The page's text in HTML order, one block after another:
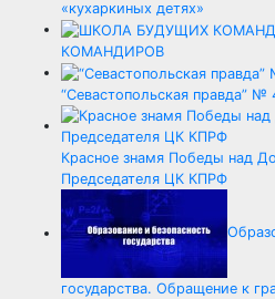
«кухаркиных детях»
КОМАНДИРОВ
“Севастопольская правда” №
Красное знамя Победы над
Председателя ЦК КПРФ
государства. Обращение к